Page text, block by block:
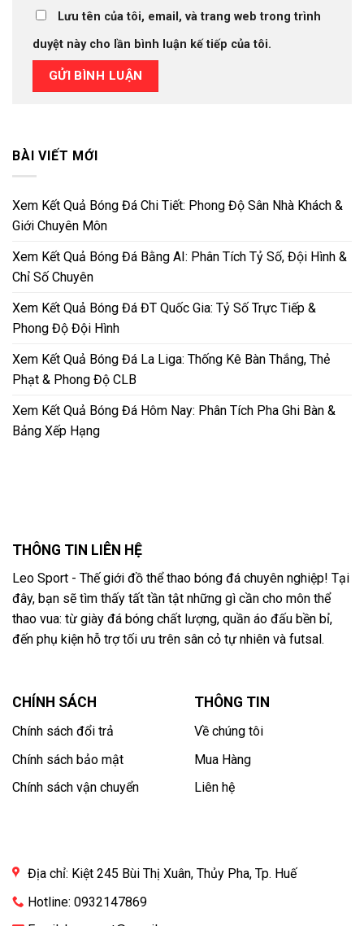
Lưu tên của tôi, email, và trang web trong trình
duyệt này cho lần bình luận kế tiếp của tôi.
BÀI VIẾT MỚI
Xem Kết Quả Bóng Đá Chi Tiết: Phong Độ Sân Nhà Khách &
Giới Chuyên Môn
Xem Kết Quả Bóng Đá Bằng AI: Phân Tích Tỷ Số, Đội Hình &
Chỉ Số Chuyên
Xem Kết Quả Bóng Đá ĐT Quốc Gia: Tỷ Số Trực Tiếp &
Phong Độ Đội Hình
Xem Kết Quả Bóng Đá La Liga: Thống Kê Bàn Thắng, Thẻ
Phạt & Phong Độ CLB
Xem Kết Quả Bóng Đá Hôm Nay: Phân Tích Pha Ghi Bàn &
Bảng Xếp Hạng
THÔNG TIN LIÊN HỆ
Leo Sport - Thế giới đồ thể thao bóng đá chuyên nghiệp! Tại
đây, bạn sẽ tìm thấy tất tần tật những gì cần cho môn thể
thao vua: từ giày đá bóng chất lượng, quần áo đấu bền bỉ,
đến phụ kiện hỗ trợ tối ưu trên sân cỏ tự nhiên và futsal.
CHÍNH SÁCH
Chính sách đổi trả
Chính sách bảo mật
Chính sách vận chuyển
THÔNG TIN
Về chúng tôi
Mua Hàng
Liên hệ
Địa chỉ: Kiệt 245 Bùi Thị Xuân, Thủy Pha, Tp. Huế
Hotline: 0932147869